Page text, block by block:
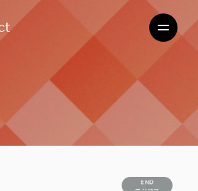
END
受付終了